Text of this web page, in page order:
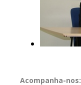
Acompanha-nos: